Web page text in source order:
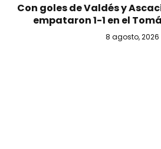
Con goles de Valdés y
empataron 1-1 en el
8 agosto, 2026